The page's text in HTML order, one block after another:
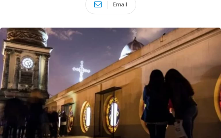
Email